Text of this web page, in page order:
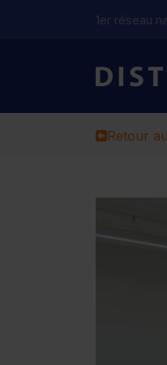
1er réseau
Retour